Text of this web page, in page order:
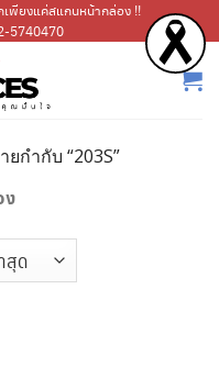
เพียงแค่สแกนหน้ากล่อง !!
5740470
กำกับ “203S”
ง